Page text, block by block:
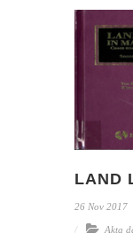
LAND
26 Nov 2017
Akta